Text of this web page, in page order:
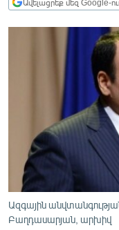
ՂԱՐԱԲԱՂ
ՊԱՏԵՐԱԶՄԻ 6
ՏԱՐԱԾԱՇՐՋԱՆ
ՄԻՋԱԶԳԱՅԻՆ
ՄՇԱԿՈՒՅԹ
ՍՊՈՐՏ
ՄԵԿՆԱԲԱՆՈՒԹՅՈՒՆ
ԿՈՐՈՆԱՎԻՐՈՒՍ
Ավելացրեք մեզ Google-
Ազգային
Բաղդասարյան, արխիվ